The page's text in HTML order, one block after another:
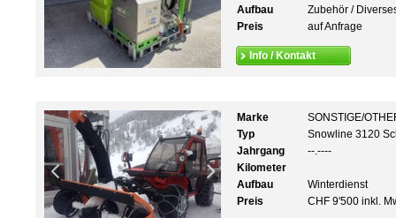
Aufbau
Zubehör /
Preis
auf Anfrage
Info / Kontakt
Marke
SONSTIGE/
Typ
Snowline 3120
Jahrgang
--.----
Kilometer
Aufbau
Winterdienst
Preis
CHF 9'500 inkl.